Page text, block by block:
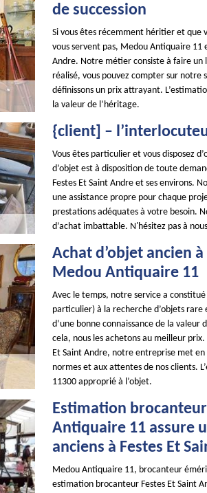
de succession
Si vous êtes récemment héritier et que
vous servent pas, Medou Antiquaire 11
Andre. Notre métier consiste à faire un
réalisé, vous pouvez compter sur notre
définissons un prix attrayant.
la valeur de l’héritage.
{client] –
Vous êtes particulier et vous disposez
d’objet est à disposition de toute
Festes Et Saint Andre et ses environs.
une assistance propre pour chaque
prestations adéquates à votre besoin.
d’achat imbattable. N'hésitez pas à
Achat d’objet ancien
Medou Antiquaire 11
Avec le temps, notre service a
particulier) à la recherche d’objets rare
d’une bonne connaissance de la valeur
cela, nous les achetons au meilleur
Et Saint Andre, notre entreprise met
normes et aux attentes de nos clients.
11300 approprié à l’objet.
Estimation
Antiquaire 11 assure
anciens à Festes Et
Medou Antiquaire 11, brocanteur
estimation brocanteur Festes Et Saint